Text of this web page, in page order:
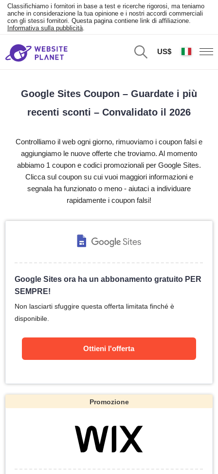
Classifichiamo i fornitori in base a test e ricerche rigorosi, ma teniamo
anche in considerazione la tua opinione e i nostri accordi commerciali
con gli stessi fornitori. Questa pagina contiene link di affiliazione.
Informativa sulla pubblicità.
US$
Google Sites Coupon – Guardate i più
recenti sconti – Convalidato il 2026
Controlliamo il web ogni giorno, rimuoviamo i coupon falsi e
aggiungiamo le nuove offerte che troviamo. Al momento
abbiamo 1 coupon e codici promozionali per Google Sites.
Clicca sul coupon su cui vuoi maggiori informazioni e
segnala ha funzionato o meno - aiutaci a individuare
rapidamente i coupon falsi!
Google Sites ora ha un abbonamento gratuito PER
SEMPRE!
Non lasciarti sfuggire questa offerta limitata finché è
disponibile.
Ottieni l'offerta
Promozione